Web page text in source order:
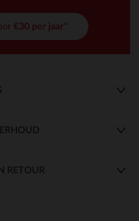
€30 per jaar*
RETOUR